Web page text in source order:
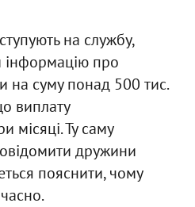
на службу,
інформацію про
на суму понад 500 тис.
виплату
місяці. Ту саму
дружини
пояснити, чому